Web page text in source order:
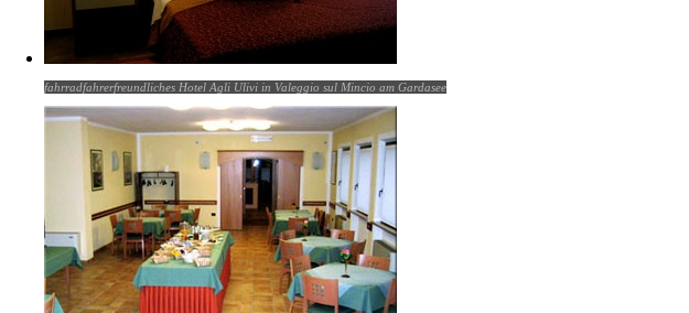
fahrradfahrerfreundliches Hotel Agli Ulivi in Valeggio sul Mincio am Gardasee